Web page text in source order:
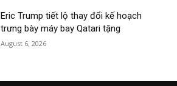
Eric Trump tiết lộ thay đổi kế hoạch
trưng bày máy bay Qatari tặng
August 6, 2026